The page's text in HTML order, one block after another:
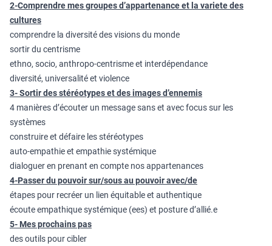
2-Comprendre mes groupes d’appartenance et la variete des
cultures
comprendre la diversité des visions du monde
sortir du centrisme
ethno, socio, anthropo-centrisme et interdépendance
diversité, universalité et violence
3- Sortir des stéréotypes et des images d’ennemis
4 manières d’écouter un message sans et avec focus sur les
systèmes
construire et défaire les stéréotypes
auto-empathie et empathie systémique
dialoguer en prenant en compte nos appartenances
4-Passer du pouvoir sur/sous au pouvoir avec/de
étapes pour recréer un lien équitable et authentique
écoute empathique systémique (ees) et posture d’allié.e
5- Mes prochains pas
des outils pour cibler